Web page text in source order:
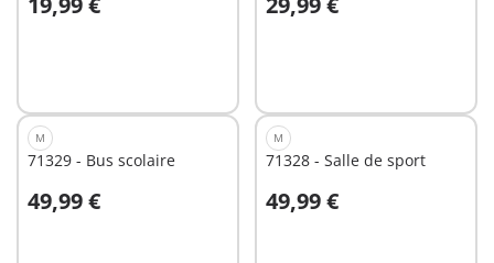
Au panier Au panier
M
71329 - Bus scolaire
49,99 €
Au panier
M
71328 - Salle de sport
49,99 €
Au panier